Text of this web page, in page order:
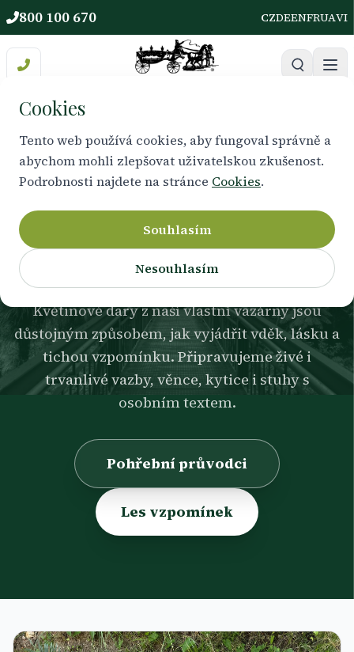
800 100 670 CZDEENFRUAVI
VYJÁDŘENÍ ÚCTY A LÁSKY
Květiny řeknou to, na co
slova nestačí
Květinové dary z naší vlastní vazárny jsou
důstojným způsobem, jak vyjádřit vděk, lásku a
tichou vzpomínku. Připravujeme živé i
trvanlivé vazby, věnce, kytice i stuhy s
osobním textem.
Pohřební průvodci
Les vzpomínek
Cookies
Tento web používá cookies, aby fungoval správně a
abychom mohli zlepšovat uživatelskou zkušenost.
Podrobnosti najdete na stránce Cookies.
Souhlasím
Nesouhlasím